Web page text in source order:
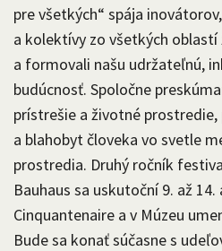
pre všetkých“ spája
a kolektívy zo všetkých
a formovali našu udržateľnú,
budúcnosť. Spoločne
prístrešie a životné
a blahobyt človeka vo svetle
prostredia. Druhý ročník
Bauhaus sa uskutoční 9. až
Cinquantenaire a v Múzeu
Bude sa konať súčasne s